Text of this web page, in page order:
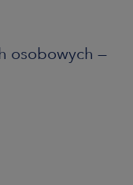
osobowych —